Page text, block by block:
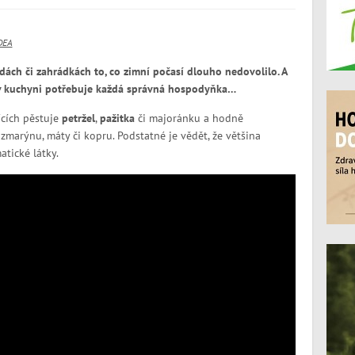
či zahrádkách to, co zimní počasí dlouho nedovolilo. A
potřebuje každá správná hospodyňka…
pěstuje petržel,pažitkači majoránku a hodně
máty či kopru. Podstatné je vědět, že většina
látky.